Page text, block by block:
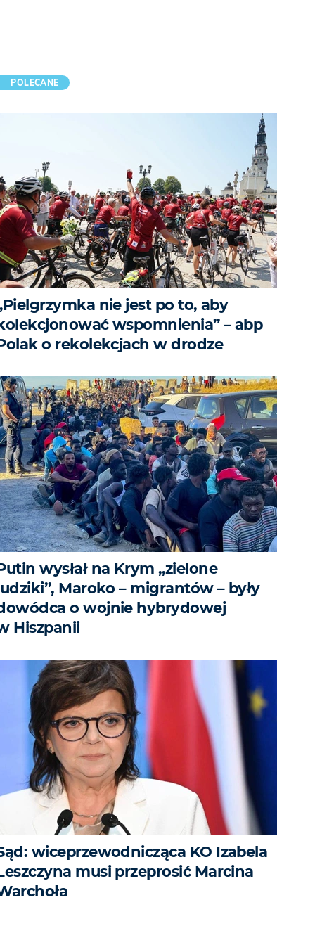
POLECANE
nie jest po to, aby
wspomnienia” – abp
o rekolekcjach w drodze
wysłał na Krym „zielone
Maroko – migrantów – były
o wojnie hybrydowej
Hiszpanii
wiceprzewodnicząca KO Izabela
musi przeprosić Marcina